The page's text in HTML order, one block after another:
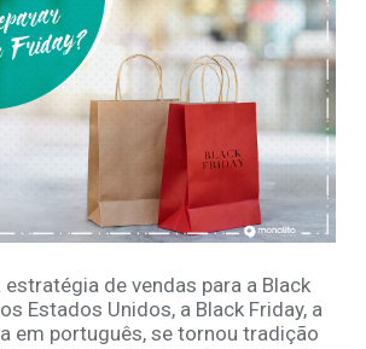
de vendas para a Black
Estados Unidos, a Black Friday, a
em português, se tornou tradição